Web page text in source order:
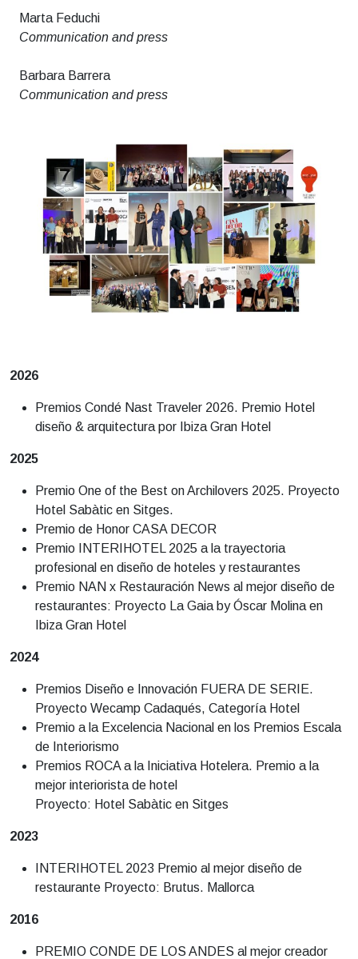
Marta Feduchi
Communication and press
Barbara Barrera
Communication and press
2026
Premios Condé Nast Traveler 2026. Premio Hotel
diseño & arquitectura por Ibiza Gran Hotel
2025
Premio One of the Best on Archilovers 2025. Proyecto
Hotel Sabàtic en Sitges.
Premio de Honor CASA DECOR
Premio INTERIHOTEL 2025 a la trayectoria
profesional en diseño de hoteles y restaurantes
Premio NAN x Restauración News al mejor diseño de
restaurantes: Proyecto La Gaia by Óscar Molina en
Ibiza Gran Hotel
2024
Premios Diseño e Innovación FUERA DE SERIE.
Proyecto Wecamp Cadaqués, Categoría Hotel
Premio a la Excelencia Nacional en los Premios Escala
de Interiorismo
Premios ROCA a la Iniciativa Hotelera. Premio a la
mejor interiorista de hotel
Proyecto: Hotel Sabàtic en Sitges
2023
INTERIHOTEL 2023 Premio al mejor diseño de
restaurante Proyecto: Brutus. Mallorca
2016
PREMIO CONDE DE LOS ANDES al mejor creador